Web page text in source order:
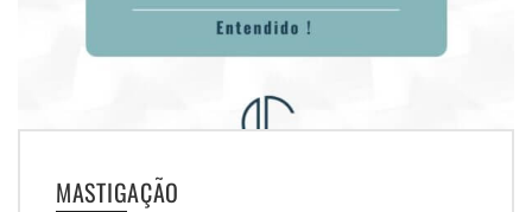
MASTIGAÇÃO